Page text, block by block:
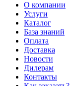
О компании
Услуги
Каталог
База знаний
Оплата
Доставка
Новости
Дилерам
Контакты